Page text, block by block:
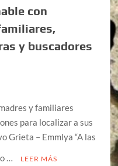
con
y buscadores
y familiares
para localizar a sus
Grieta – Emmlya “A las
…
LEER MÁS